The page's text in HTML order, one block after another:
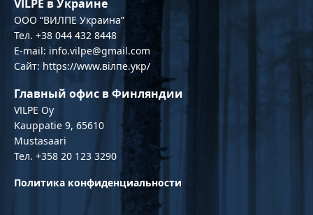
VILPE в Украине
OOO “ВИЛПЕ Украина”
Тел. +38 044 432 8448
E-mail: info.vilpe@gmail.com
Сайт: https://www.вілпе.укр/
Главный офис в Финляндии
VILPE Oy
Kauppatie 9, 65610
Mustasaari
Тел. +358 20 123 3290
Политика конфиденциальности